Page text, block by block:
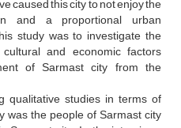
caused this city to not enjoy the
and a proportional urban
study was to investigate the
cultural and economic factors
of Sarmast city from the
qualitative studies in terms of
was the people of Sarmast city